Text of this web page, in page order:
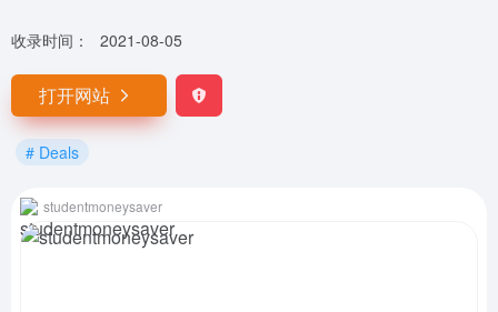
收录时间： 2021-08-05
打开网站
# Deals
studentmoneysaver